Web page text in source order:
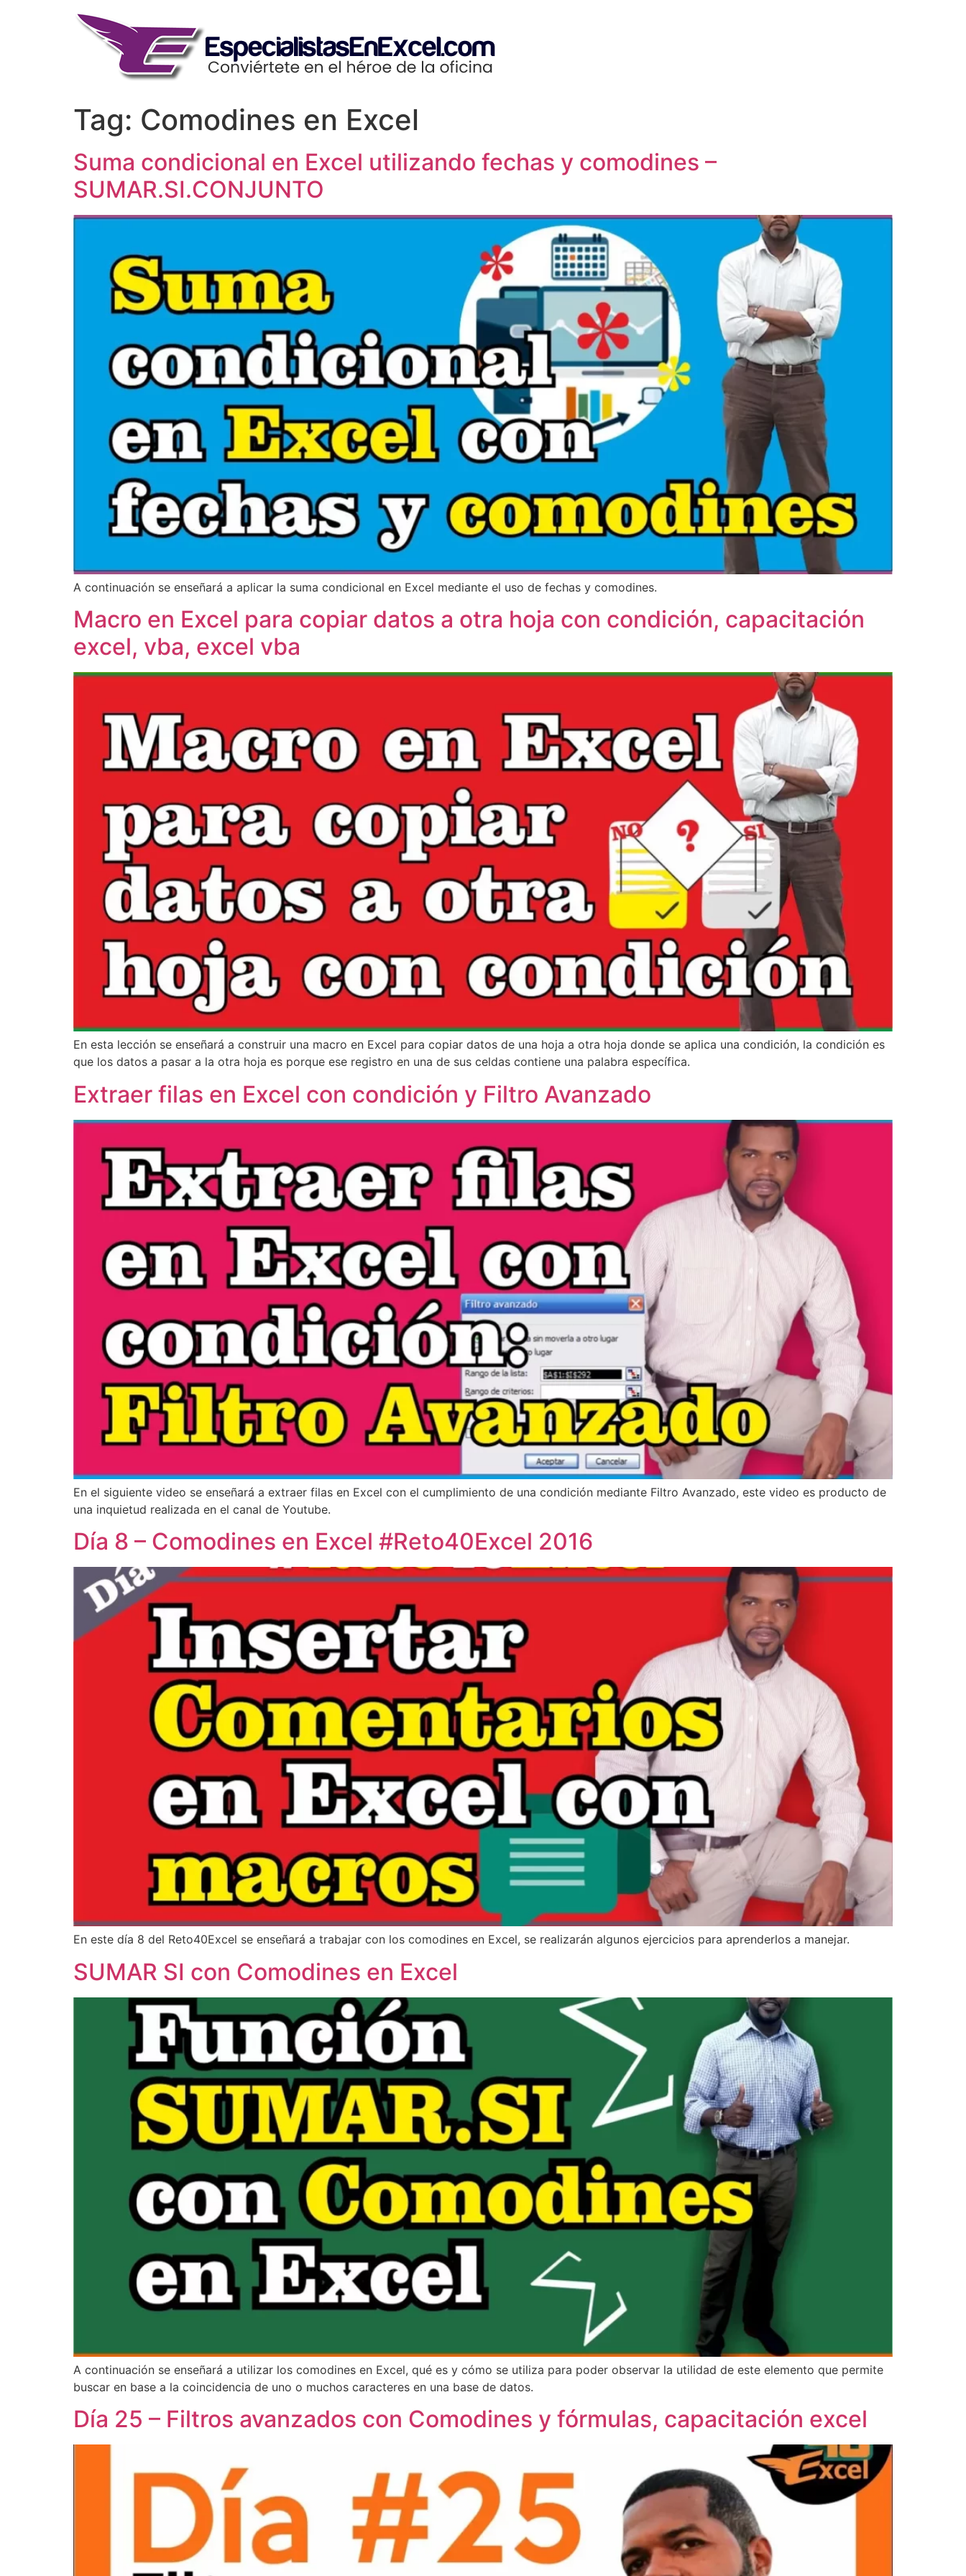
Tag: Comodines en Excel
Suma condicional en Excel utilizando fechas y comodines –
SUMAR.SI.CONJUNTO
A continuación se enseñará a aplicar la suma condicional en Excel mediante el uso de fechas y comodines.
Macro en Excel para copiar datos a otra hoja con condición, capacitación
excel, vba, excel vba
En esta lección se enseñará a construir una macro en Excel para copiar datos de una hoja a otra hoja donde se aplica una condición, la condición es
que los datos a pasar a la otra hoja es porque ese registro en una de sus celdas contiene una palabra específica.
Extraer filas en Excel con condición y Filtro Avanzado
En el siguiente video se enseñará a extraer filas en Excel con el cumplimiento de una condición mediante Filtro Avanzado, este video es producto de
una inquietud realizada en el canal de Youtube.
Día 8 – Comodines en Excel #Reto40Excel 2016
En este día 8 del Reto40Excel se enseñará a trabajar con los comodines en Excel, se realizarán algunos ejercicios para aprenderlos a manejar.
SUMAR SI con Comodines en Excel
A continuación se enseñará a utilizar los comodines en Excel, qué es y cómo se utiliza para poder observar la utilidad de este elemento que permite
buscar en base a la coincidencia de uno o muchos caracteres en una base de datos.
Día 25 – Filtros avanzados con Comodines y fórmulas, capacitación excel